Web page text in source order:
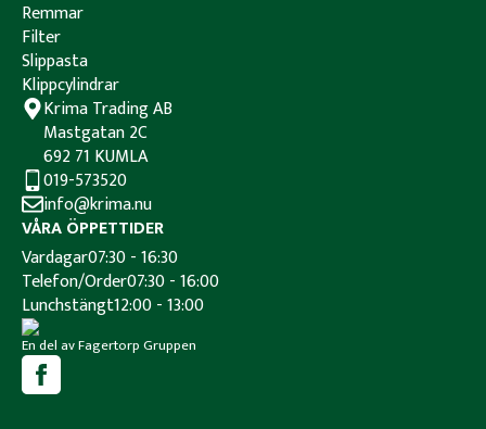
Krima Trading AB
Mastgatan 2C
692 71 KUMLA
019-573520
info@krima.nu
VÅRA ÖPPETTIDER
Vardagar07:30 - 16:30
Telefon/Order07:30 - 16:00
Lunchstängt12:00 - 13:00
En del av Fagertorp Gruppen
Remmar
Filter
Slippasta
Klippcylindrar